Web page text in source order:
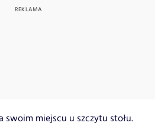
swoim miejscu u szczytu stołu.